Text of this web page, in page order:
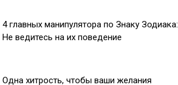
4 главных манипулятора по Знаку Зодиака:
Не ведитесь на их поведение
Одна хитрость, чтобы ваши желания